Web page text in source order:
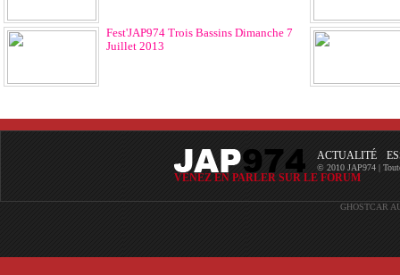
Fest'JAP974 Trois Bassins Dimanche 7
Juillet 2013
ACTUALITÉ
© 2010 JAP974 |
VENEZ EN PARLER SUR LE FORUM
GHOSTCAR